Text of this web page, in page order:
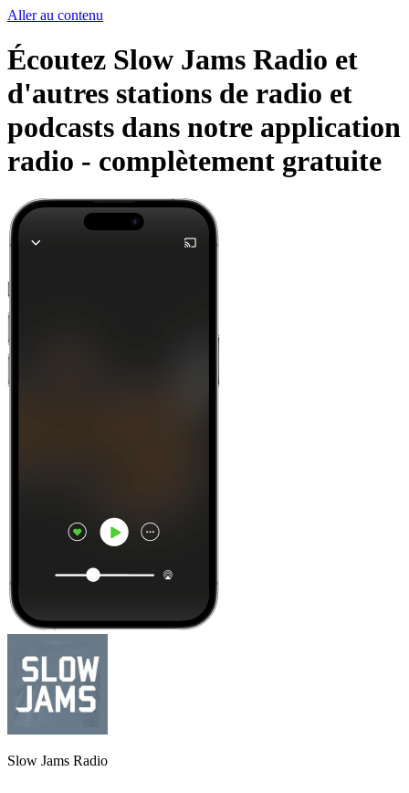
Aller au contenu
Écoutez Slow Jams Radio et
d'autres stations de radio et
podcasts dans notre application
radio - complètement gratuite
Slow Jams Radio